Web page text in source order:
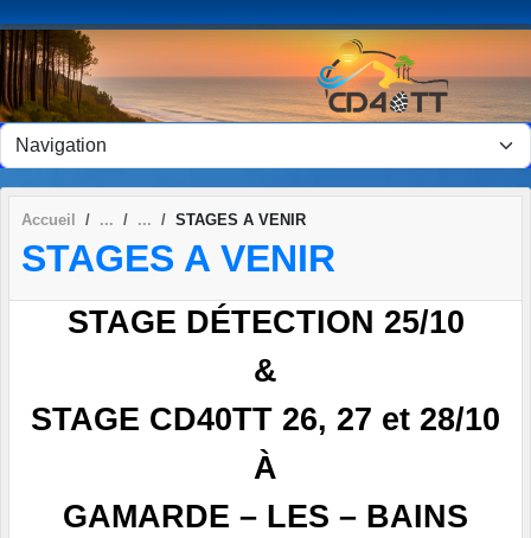
Accueil STAGES A VENIR
STAGES A VENIR
STAGE DÉTECTION 25/10
&
STAGE CD40TT 26, 27 et 28/10
À
GAMARDE – LES – BAINS